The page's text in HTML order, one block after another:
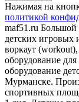
Нажимая на
политикой
maf51.ru
детских
воркаут
оборудование
оборудование
Мурманске.
спортивных